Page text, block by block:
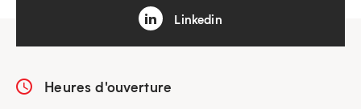
Linkedin
Heures d'ouverture